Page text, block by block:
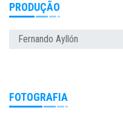
PRODUÇÃO
Fernando Ayllón
FOTOGRAFIA